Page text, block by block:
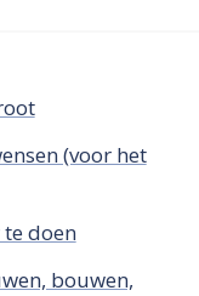
(voor het
doen
bouwen,